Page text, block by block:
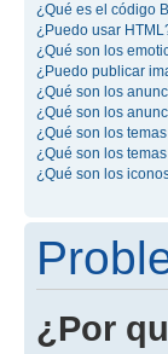
¿Qué es el código
¿Puedo usar
¿Qué son los
¿Puedo publicar
¿Qué son los
¿Qué son los
¿Qué son los
¿Qué son los
¿Qué son los
¿Por